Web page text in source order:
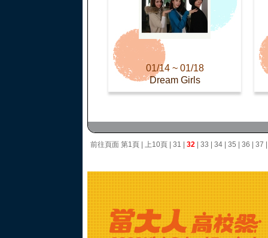
01/14 ~ 01/18
Dream Girls
前往頁面 第1頁 上10頁 31 32 33 34 35 36 37